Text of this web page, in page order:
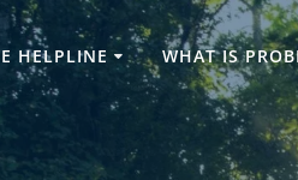
HELPLINE WHAT IS